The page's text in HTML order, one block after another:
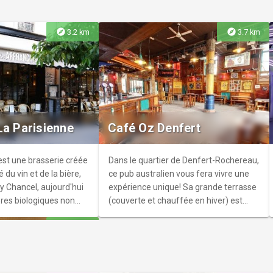
de
de Paris, dans les
Domaine de Sceaux
parc tourné vers la
un lieu de
exemple
du jardin à la
siècle.
explore3.2 km
Parisienne
une brasserie créée
du vin et de la bière,
Chancel, aujourd'hui
biologiques non
explore 3.7 km
Café Oz Denfert
Dans le quartier de Denfert-Rochereau,
ce pub australien vous fera vivre une
expérience unique! Sa grande terrasse
(couverte et chauffée en hiver) est